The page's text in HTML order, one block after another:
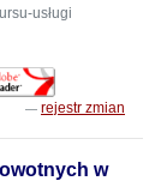
usługi
rejestr zmian
w